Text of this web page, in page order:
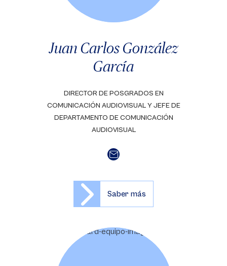
Juan Carlos González
García
DIRECTOR DE POSGRADOS EN
COMUNICACIÓN AUDIOVISUAL Y JEFE DE
DEPARTAMENTO DE COMUNICACIÓN
AUDIOVISUAL
Saber más